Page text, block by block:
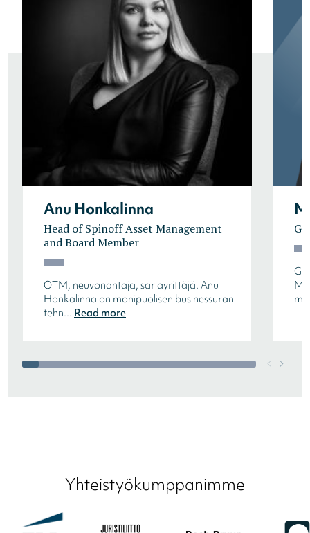
Anu Honkalinna
Head of Spinoff Asset Management
and Board Member
OTM, neuvonantaja, sarjayrittäjä. Anu
Honkalinna on monipuolisen businessuran
tehn... Read more
Yhteistyökumppanimme